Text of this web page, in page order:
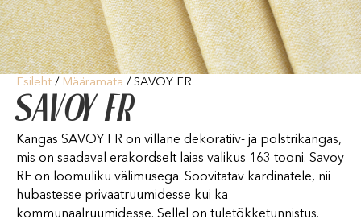
Esileht / Määramata / SAVOY FR
SAVOY FR
Kangas SAVOY FR on villane dekoratiiv- ja polstrikangas,
mis on saadaval erakordselt laias valikus 163 tooni. Savoy
RF on loomuliku välimusega. Soovitatav kardinatele, nii
hubastesse privaatruumidesse kui ka
kommunaalruumidesse. Sellel on tuletõkketunnistus.